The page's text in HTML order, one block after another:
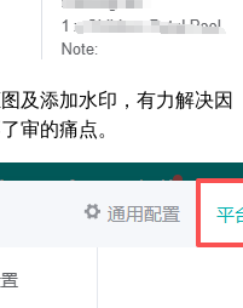
及添加水印，有力解决因
审的痛点。